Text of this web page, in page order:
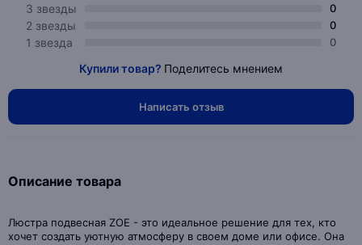
3 звезды 0
2 звезды 0
1 звезда 0
Купили товар? Поделитесь мнением
Написать отзыв
Описание товара
Люстра подвесная ZOE - это идеальное решение для тех, кто
хочет создать уютную атмосферу в своем доме или офисе. Она